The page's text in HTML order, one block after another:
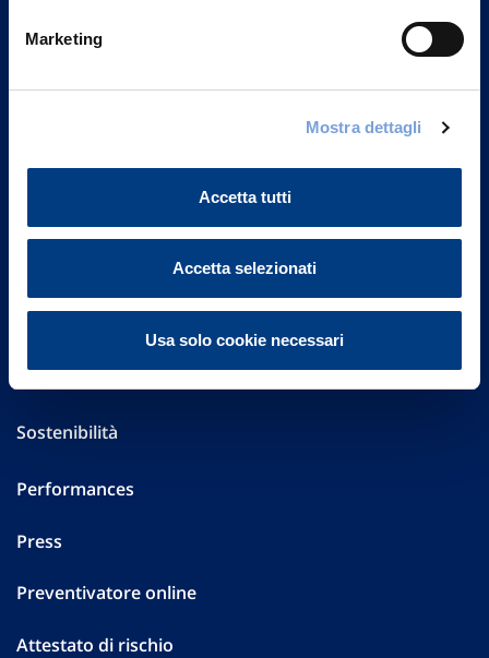
Marketing
Mostra dettagli
Accetta tutti
Accetta selezionati
Usa solo cookie necessari
Vittoria Assicurazioni S.p.A.
Part. IVA 01329510158
FAQ
Investor Relations
Sostenibilità
Performances
Press
Preventivatore online
Attestato di rischio